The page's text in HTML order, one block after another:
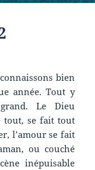
bien
année. Tout y
Le Dieu
tout, se fait tout
l’amour se fait
ou couché
inépuisable